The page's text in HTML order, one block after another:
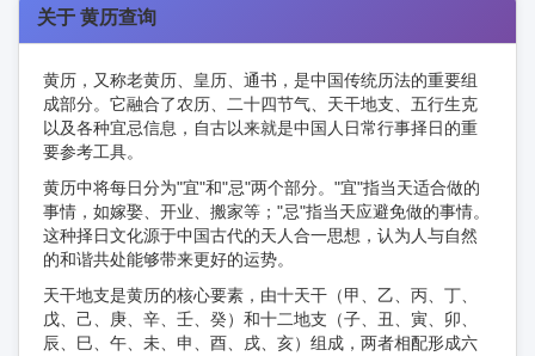
关于 黄历查询
黄历，又称老黄历、皇历、通书，是中国传统历法的重要组
成部分。它融合了农历、二十四节气、天干地支、五行生克
以及各种宜忌信息，自古以来就是中国人日常行事择日的重
要参考工具。
黄历中将每日分为"宜"和"忌"两个部分。"宜"指当天适合做的
事情，如嫁娶、开业、搬家等；"忌"指当天应避免做的事情。
这种择日文化源于中国古代的天人合一思想，认为人与自然
的和谐共处能够带来更好的运势。
天干地支是黄历的核心要素，由十天干（甲、乙、丙、丁、
戊、己、庚、辛、壬、癸）和十二地支（子、丑、寅、卯、
辰、巳、午、未、申、酉、戌、亥）组成，两者相配形成六